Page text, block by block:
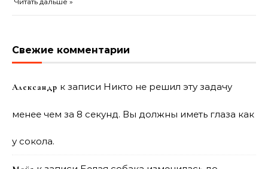
Свежие комментарии
Александр к записи Никто не решил эту задачу
менее чем за 8 секунд. Вы должны иметь глаза как
у сокола.